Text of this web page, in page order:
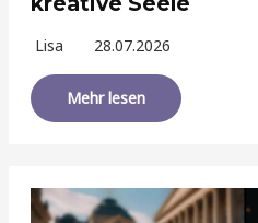
Lisa 28.07.2026
Mehr lesen